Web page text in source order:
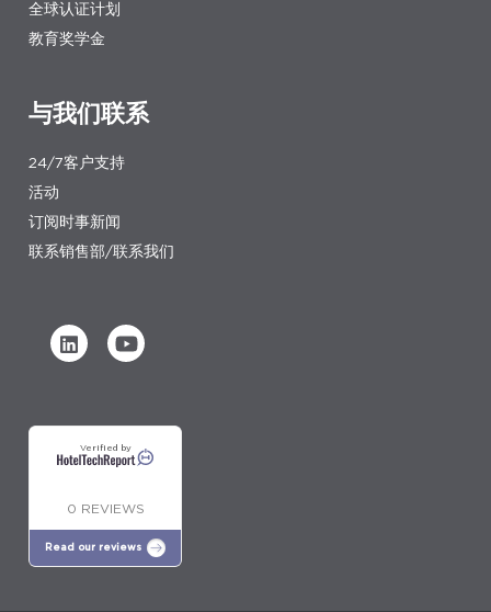
全球认证计划
教育奖学金
与我们联系
24/7客户支持
活动
订阅时事新闻
联系销售部/联系我们
Verified by
0 REVIEWS
Read our reviews